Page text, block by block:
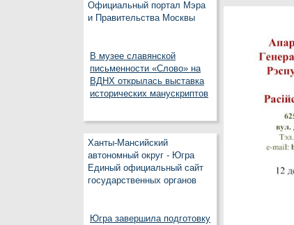
Официальный портал Мэра
и Правительства Москвы
В музее славянской
письменности «Слово» на
ВДНХ открылась выставка
исторических манускриптов
Ханты-Мансийский
автономный округ - Югра
Единый официальный сайт
государственных органов
Югра завершила подготовку